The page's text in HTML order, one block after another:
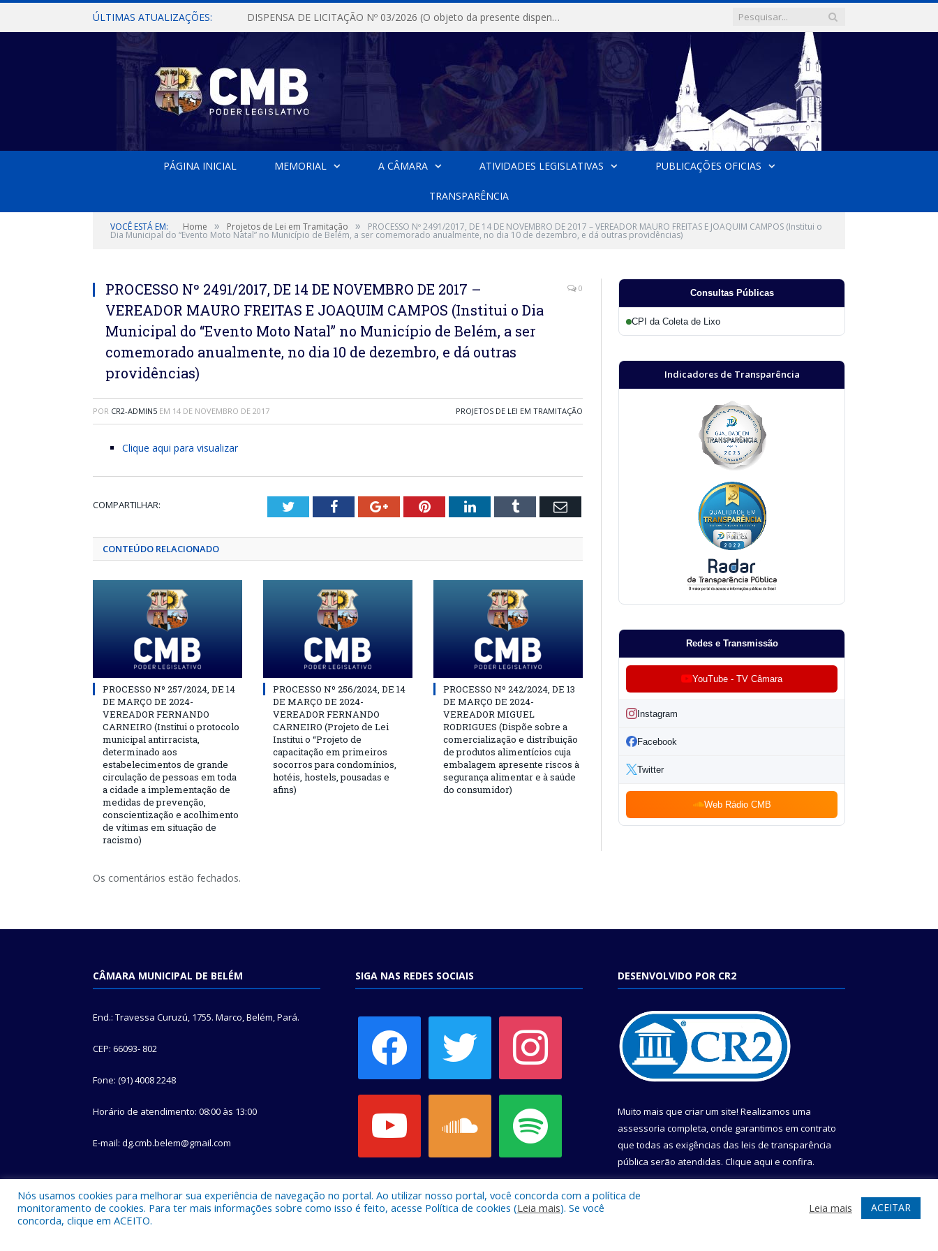
ÚLTIMAS ATUALIZAÇÕES: DISPENSA DE LICITAÇÃO Nº 03/2026 (O objeto da presente dispensa é a escolha da proposta mais vantajosa para a aquisição, de aparelhos de ar condicionado, tipo Split, com material de instalação e fogão industrial, conforme condições, quantidades e exigências estabelecidas no termo de referencia e neste aviso de contratação direta e seus anexos)
PÁGINA INICIAL MEMORIAL A CÂMARA ATIVIDADES LEGISLATIVAS PUBLICAÇÕES OFICIAS
TRANSPARÊNCIA
VOCÊ ESTÁ EM: Home » Projetos de Lei em Tramitação » PROCESSO Nº 2491/2017, DE 14 DE NOVEMBRO DE 2017 – VEREADOR MAURO FREITAS E JOAQUIM CAMPOS (Institui o
Dia Municipal do “Evento Moto Natal” no Município de Belém, a ser comemorado anualmente, no dia 10 de dezembro, e dá outras providências)
PROCESSO Nº 2491/2017, DE 14 DE NOVEMBRO DE 2017 –
VEREADOR MAURO FREITAS E JOAQUIM CAMPOS (Institui o Dia
Municipal do “Evento Moto Natal” no Município de Belém, a ser
comemorado anualmente, no dia 10 de dezembro, e dá outras
providências)
0
POR CR2-ADMIN5 EM 14 DE NOVEMBRO DE 2017 PROJETOS DE LEI EM TRAMITAÇÃO
Clique aqui para visualizar
COMPARTILHAR: TwitterFacebookGoogle+PinterestLinkedInTumblr Email
CONTEÚDO RELACIONADO
PROCESSO Nº 257/2024, DE 14
DE MARÇO DE 2024-
VEREADOR FERNANDO
CARNEIRO (Institui o protocolo
municipal antirracista,
determinado aos
estabelecimentos de grande
circulação de pessoas em toda
a cidade a implementação de
medidas de prevenção,
conscientização e acolhimento
de vítimas em situação de
racismo)
PROCESSO Nº 256/2024, DE 14
DE MARÇO DE 2024-
VEREADOR FERNANDO
CARNEIRO (Projeto de Lei
Institui o “Projeto de
capacitação em primeiros
socorros para condomínios,
hotéis, hostels, pousadas e
afins)
PROCESSO Nº 242/2024, DE 13
DE MARÇO DE 2024-
VEREADOR MIGUEL
RODRIGUES (Dispõe sobre a
comercialização e distribuição
de produtos alimentícios cuja
embalagem apresente riscos à
segurança alimentar e à saúde
do consumidor)
Os comentários estão fechados.
Consultas Públicas
CPI da Coleta de Lixo
Indicadores de Transparência
Redes e Transmissão
YouTube - TV Câmara
Instagram
Facebook
Twitter
Web Rádio CMB
CÂMARA MUNICIPAL DE BELÉM
End.: Travessa Curuzú, 1755. Marco, Belém, Pará.
CEP: 66093- 802
Fone: (91) 4008 2248
Horário de atendimento: 08:00 às 13:00
E-mail: dg.cmb.belem@gmail.com
SIGA NAS REDES SOCIAIS DESENVOLVIDO POR CR2
Muito mais que criar um site! Realizamos uma
assessoria completa, onde garantimos em contrato
que todas as exigências das leis de transparência
pública serão atendidas. Clique aqui e confira.
Conheça o
Nós usamos cookies para melhorar sua experiência de navegação no portal. Ao utilizar nosso portal, você concorda com a política de
monitoramento de cookies. Para ter mais informações sobre como isso é feito, acesse Política de cookies (Leia mais). Se você
concorda, clique em ACEITO.
Leia mais ACEITAR